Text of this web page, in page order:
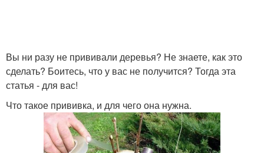
Вы ни разу не прививали деревья? Не знаете, как это
сделать? Боитесь, что у вас не получится? Тогда эта
статья - для вас!
Что такое прививка, и для чего она нужна.